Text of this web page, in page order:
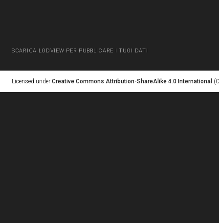
SCARICA LODVIEW PER PUBBLICARE I TUOI DATI
Licensed under Creative Commons Attribution-ShareAlike 4.0 International